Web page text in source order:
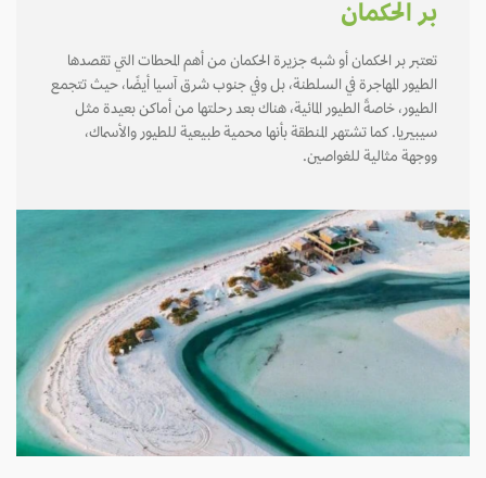
بر الحكمان
تعتبر بر الحكمان أو شبه جزيرة الحكمان من أهم المحطات التي تقصدها
الطيور المهاجرة في السلطنة، بل وفي جنوب شرق آسيا أيضًا، حيث تتجمع
الطيور، خاصةً الطيور المائية، هناك بعد رحلتها من أماكن بعيدة مثل
سيبيريا. كما تشتهر المنطقة بأنها محمية طبيعية للطيور والأسماك،
ووجهة مثالية للغواصين.